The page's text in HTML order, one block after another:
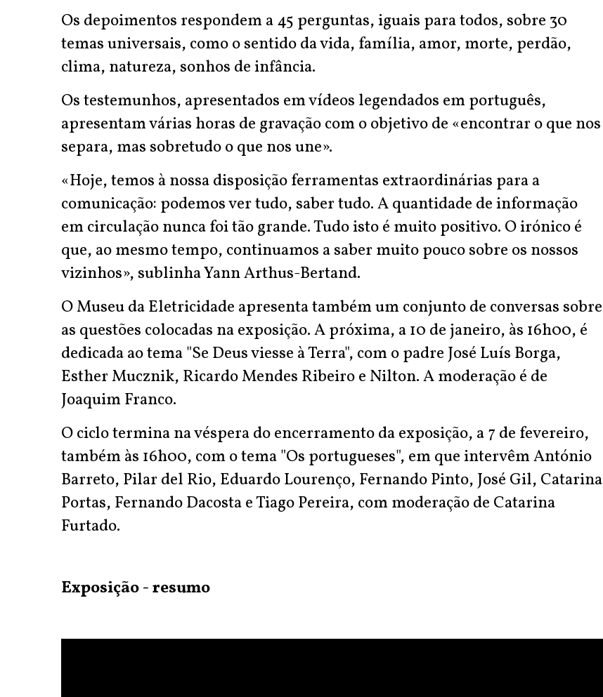
Os depoimentos respondem a 45 perguntas, iguais para todos, sobre 30
temas universais, como o sentido da vida, família, amor, morte, perdão,
clima, natureza, sonhos de infância.
Os testemunhos, apresentados em vídeos legendados em português,
apresentam várias horas de gravação com o objetivo de «encontrar o que nos
separa, mas sobretudo o que nos une».
«Hoje, temos à nossa disposição ferramentas extraordinárias para a
comunicação: podemos ver tudo, saber tudo. A quantidade de informação
em circulação nunca foi tão grande. Tudo isto é muito positivo. O irónico é
que, ao mesmo tempo, continuamos a saber muito pouco sobre os nossos
vizinhos», sublinha Yann Arthus-Bertand.
O Museu da Eletricidade apresenta também um conjunto de conversas sobre
as questões colocadas na exposição. A próxima, a 10 de janeiro, às 16h00, é
dedicada ao tema "Se Deus viesse à Terra", com o padre José Luís Borga,
Esther Mucznik, Ricardo Mendes Ribeiro e Nilton. A moderação é de
Joaquim Franco.
O ciclo termina na véspera do encerramento da exposição, a 7 de fevereiro,
também às 16h00, com o tema "Os portugueses", em que intervêm António
Barreto, Pilar del Rio, Eduardo Lourenço, Fernando Pinto, José Gil, Catarina
Portas, Fernando Dacosta e Tiago Pereira, com moderação de Catarina
Furtado.
Exposição - resumo